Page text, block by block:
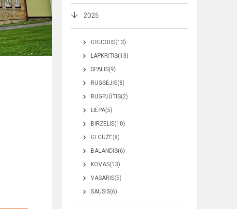
2025
GRUODIS(13)
LAPKRITIS(13)
SPALIS(9)
RUGSĖJIS(8)
RUGPJŪTIS(2)
LIEPA(5)
BIRŽELIS(10)
GEGUŽĖ(8)
BALANDIS(6)
KOVAS(13)
VASARIS(5)
SAUSIS(6)